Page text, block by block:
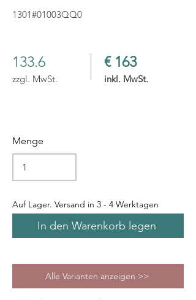
1301#01003QQ0
133.6
zzgl. MwSt.
€ 163
inkl. MwSt.
Menge
Auf Lager. Versand in 3 - 4 Werktagen
In den Warenkorb legen
Alle Varianten anzeigen >>